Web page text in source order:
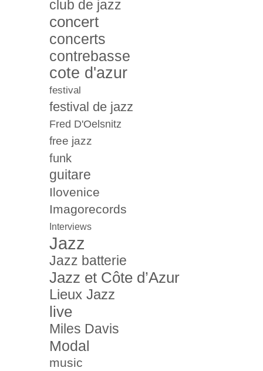
club de jazz
concert
concerts
contrebasse
cote d'azur
festival
festival de jazz
Fred D'Oelsnitz
free jazz
funk
guitare
Ilovenice
Imagorecords
Interviews
Jazz
Jazz batterie
Jazz et Côte d’Azur
Lieux Jazz
live
Miles Davis
Modal
music